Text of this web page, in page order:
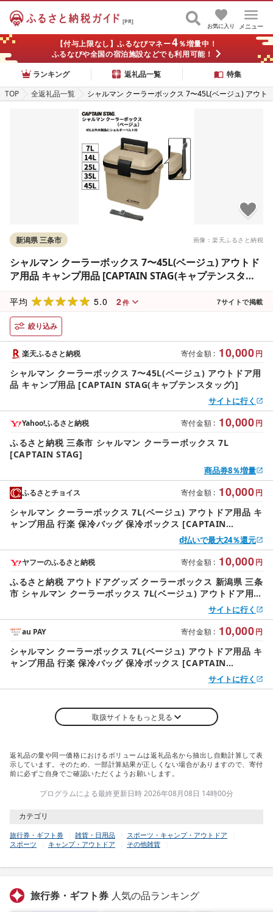
[PR]
メニュー
お気に入り
【付与上限なし】ふるなびマネー4％増量中！
ふるなびや全国の宿泊施設などでも利用可能！
ランキング
返礼品一覧
特集
TOP
全返礼品一覧
シャルマン クーラーボックス 7〜45L(ベージュ) アウト
タッグ)]
画像：楽天ふるさと納税
新潟県 三条市
シャルマン クーラーボックス 7〜45L(ベージュ) アウトド
ア用品 キャンプ用品 [CAPTAIN STAG(キャプテンスタッ
平均 5.0 2件 7サイトで掲載
絞り込み
寄付金額 : 10,000円
楽天ふるさと納税
シャルマン クーラーボックス 7〜45L(ベージュ) アウトドア用
品 キャンプ用品 [CAPTAIN STAG(キャプテンスタッグ)]
サイトに行く
寄付金額 : 10,000円
Yahoo!ふるさと納税
ふるさと納税 三条市 シャルマン クーラーボックス 7L
[CAPTAIN STAG]
商品券8％増量
寄付金額 : 10,000円
ふるさとチョイス
シャルマン クーラーボックス 7L(ベージュ) アウトドア用品 キ
ャンプ用品 行楽 保冷バッグ 保冷ボックス [CAPTAIN
STAG(キャプテンスタッグ)] 10000円以下 1万円以下
d払いで最大24％還元
寄付金額 : 10,000円
ヤフーのふるさと納税
ふるさと納税 アウトドアグッズ クーラーボックス 新潟県 三条
市 シャルマン クーラーボックス 7L(ベージュ) アウトドア用品
サイトに行く
寄付金額 : 10,000円
au PAY
シャルマン クーラーボックス 7L(ベージュ) アウトドア用品 キ
ャンプ用品 行楽 保冷バッグ 保冷ボックス [CAPTAIN
STAG(キャプテンスタッグ)] 10000円以下 1万円以下サイトに行く
取扱サイトをもっと見る
返礼品の量や同一価格におけるボリュームは返礼品名から抽出し自動計算して表
示しています。そのため、一部計算結果が正しくない場合がありますので、寄付
前に必ずご自身でご確認いただくようお願いします。
プログラムによる最終更新日時 2026年08月08日 14時00分
カテゴリ
旅行券・ギフト券 雑貨・日用品
スポーツ・キャンプ・アウトドア
スポーツ
キャンプ・アウトドア その他雑貨
旅行券・ギフト券 人気の品ランキング